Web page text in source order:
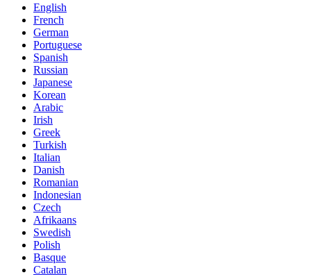
English
French
German
Portuguese
Spanish
Russian
Japanese
Korean
Arabic
Irish
Greek
Turkish
Italian
Danish
Romanian
Indonesian
Czech
Afrikaans
Swedish
Polish
Basque
Catalan